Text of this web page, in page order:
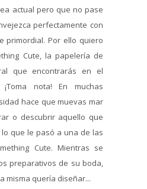
actual pero que no pase
perfectamente con
primordial. Por ello quiero
Cute, la papelería de
que encontrarás en el
nota! En muchas
hace que muevas mar
o descubrir aquello que
que le pasó a una de las
Cute. Mientras se
preparativos de su boda,
misma quería diseñar...